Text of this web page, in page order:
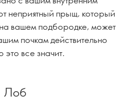
неприятный прыщ, который
на вашем подбородке, может
почкам действительно
это все значит.
Лоб